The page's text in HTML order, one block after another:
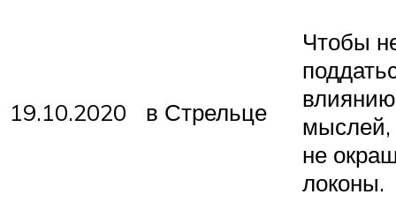
19.10.2020 в Стрельце
Чтобы
не
локоны.